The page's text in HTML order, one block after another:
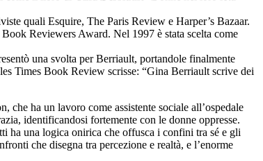
quali Esquire, The Paris Review e Harper’s Bazaar.
Reviewers Award. Nel 1997 è stata scelta come
una svolta per Berriault, portandole finalmente
Times Book Review scrisse: “Gina Berriault scrive dei
che ha un lavoro come assistente sociale all’ospedale
identificandosi fortemente con le donne oppresse.
ha una logica onirica che offusca i confini tra sé e gli
che disegna tra percezione e realtà, e l’enorme